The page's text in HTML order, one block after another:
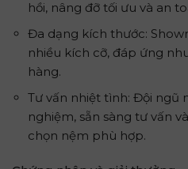
hồi, nâng đỡ tối ưu và an
Đa dạng kích thước:
nhiều kích cỡ, đáp ứng
hàng.
Tư vấn nhiệt tình: Đội ngũ
nghiệm, sẵn sàng tư vấn
chọn nệm phù hợp.